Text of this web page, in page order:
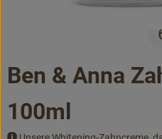
Ben & Anna
100ml